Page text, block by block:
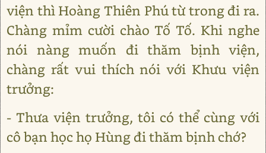
viện thì Hoàng Thiên Phú từ trong đi ra.
Chàng mỉm cười chào Tố Tố. Khi nghe
nói nàng muốn đi thăm bịnh viện,
chàng rất vui thích nói với Khưu viện
trưởng:
- Thưa viện trưởng, tôi có thể cùng với
cô bạn học họ Hùng đi thăm bịnh chớ?